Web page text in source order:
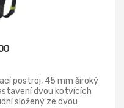
postroj, 45 mm široký
dvou kotvících
složený ze dvou